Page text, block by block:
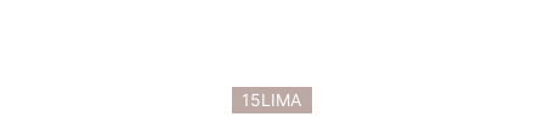
15LIMA